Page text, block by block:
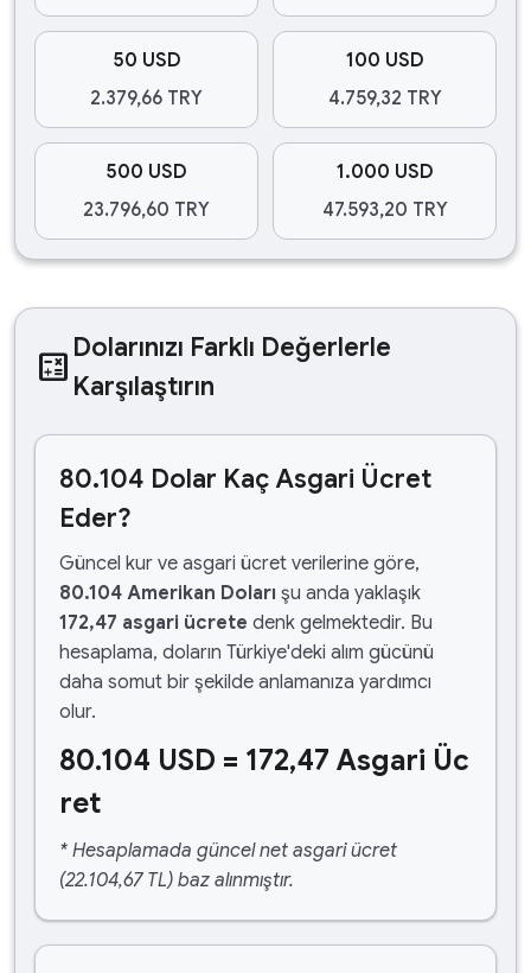
50 USD
2.379,66 TRY
100 USD
4.759,32 TRY
500 USD
23.796,60 TRY
1.000 USD
47.593,20 TRY
calculate Dolarınızı Farklı Değerlerle
Karşılaştırın
80.104 Dolar Kaç Asgari Ücret
Eder?
Güncel kur ve asgari ücret verilerine göre,
80.104 Amerikan Doları şu anda yaklaşık
172,47 asgari ücrete denk gelmektedir. Bu
hesaplama, doların Türkiye'deki alım gücünü
daha somut bir şekilde anlamanıza yardımcı
olur.
80.104 USD = 172,47 Asgari Üc
ret
* Hesaplamada güncel net asgari ücret
(22.104,67 TL) baz alınmıştır.